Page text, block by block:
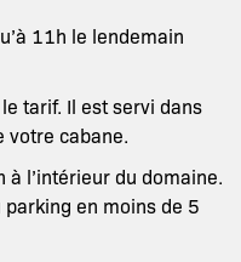
11h le lendemain
tarif. Il est servi dans
votre cabane.
l’intérieur du domaine.
en moins de 5